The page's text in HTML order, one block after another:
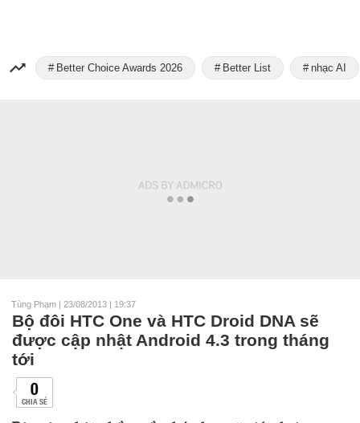
Better Choice Awards 2026 Better List nhạc AI
Tùng Phạm | 23/08/2013 | 19:37
Bộ đôi HTC One và HTC Droid DNA sẽ
được cập nhật Android 4.3 trong tháng
tới
0
CHIA SẺ